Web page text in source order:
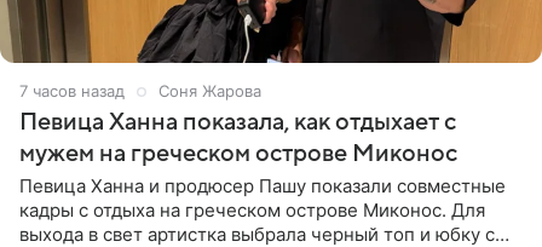
7 часов назад Соня Жарова
Певица Ханна показала, как отдыхает с
мужем на греческом острове Миконос
Певица Ханна и продюсер Пашу показали совместные
кадры с отдыха на греческом острове Миконос. Для
выхода в свет артистка выбрала черный топ и юбку с